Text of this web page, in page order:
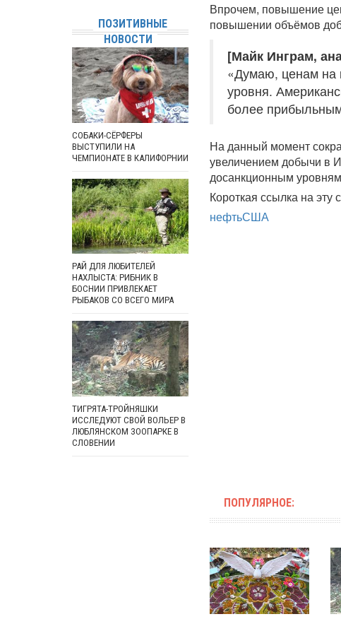
Впрочем, повышение
повышении объёмов
[Майк Инграм,
«Думаю, ценам на
уровня.
более
На данный момент
увеличением добычи в
досанкционным
Короткая ссылка на эту
нефтьСША
ПОПУЛЯРНОЕ:
ПОЗИТИВНЫЕ
НОВОСТИ
СОБАКИ-СЁРФЕРЫ
ВЫСТУПИЛИ НА
ЧЕМПИОНАТЕ В КАЛИФОРНИИ
РАЙ ДЛЯ ЛЮБИТЕЛЕЙ
НАХЛЫСТА: РИБНИК В
БОСНИИ ПРИВЛЕКАЕТ
РЫБАКОВ СО ВСЕГО МИРА
ТИГРЯТА-ТРОЙНЯШКИ
ИССЛЕДУЮТ СВОЙ ВОЛЬЕР В
ЛЮБЛЯНСКОМ ЗООПАРКЕ В
СЛОВЕНИИ